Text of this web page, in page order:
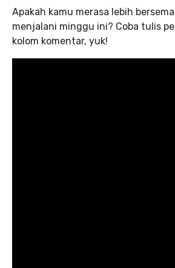
Apakah kamu merasa lebih
menjalani minggu ini? Coba tulis
kolom komentar, yuk!